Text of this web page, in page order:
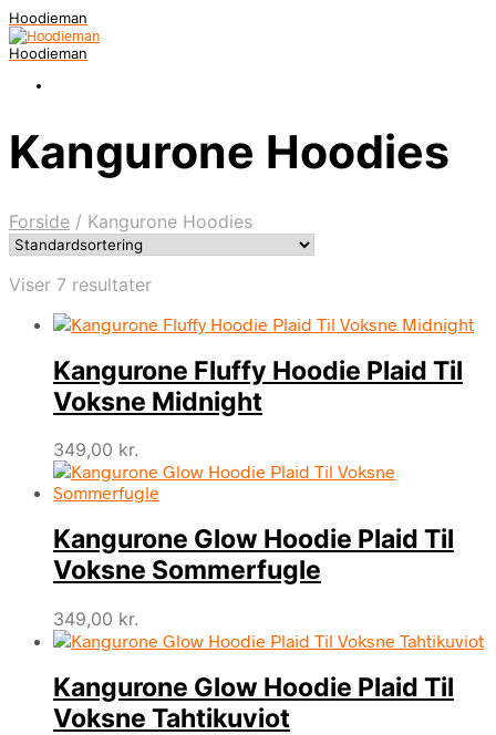
Hoodieman
Hoodieman
Kangurone Hoodies
Forside / Kangurone Hoodies
Viser 7 resultater
Kangurone Fluffy Hoodie Plaid Til
Voksne Midnight
349,00 kr.
Kangurone Glow Hoodie Plaid Til
Voksne Sommerfugle
349,00 kr.
Kangurone Glow Hoodie Plaid Til
Voksne Tahtikuviot